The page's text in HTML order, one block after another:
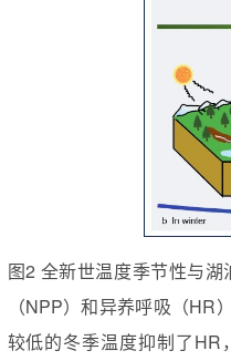
图2 全新世温度季节性与
（NPP）和异养呼吸（HR
较低的冬季温度抑制了HR